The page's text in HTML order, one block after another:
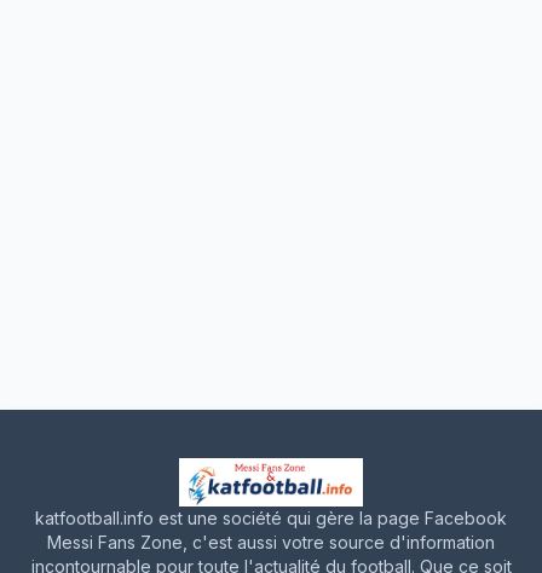
katfootball.info est une société qui gère la page Facebook
Messi Fans Zone, c'est aussi votre source d'information
incontournable pour toute l'actualité du football. Que ce soit